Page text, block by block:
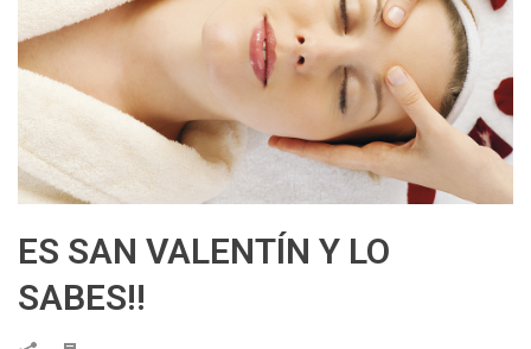
ES SAN VALENTÍN Y LO
SABES!!